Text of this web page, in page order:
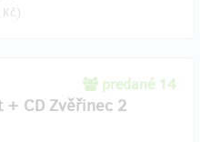
)
predané 14
+ CD Zvěřinec 2